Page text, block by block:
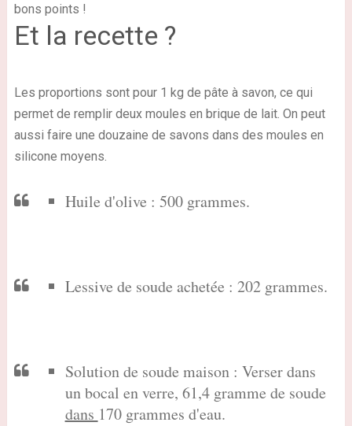
bons points !
Et la recette ?
Les proportions sont pour 1 kg de pâte à savon, ce qui
permet de remplir deux moules en brique de lait. On peut
aussi faire une douzaine de savons dans des moules en
silicone moyens.
Huile d'olive : 500 grammes.
Lessive de soude achetée : 202 grammes.
Solution de soude maison : Verser dans
un bocal en verre, 61,4 gramme de soude
dans 170 grammes d'eau.